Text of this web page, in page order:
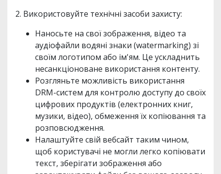
2. Використовуйте технічні засоби захисту:
Наносьте на свої зображення, відео та
аудіофайли водяні знаки (watermarking) зі
своїм логотипом або ім'ям. Це ускладнить
несанкціоноване використання контенту.
Розгляньте можливість використання
DRM-систем для контролю доступу до своїх
цифрових продуктів (електронних книг,
музики, відео), обмеження їх копіювання та
розповсюдження.
Налаштуйте свій вебсайт таким чином,
щоб користувачі не могли легко копіювати
текст, зберігати зображення або